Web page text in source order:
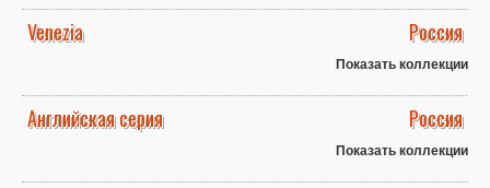
Venezia Россия
Показать коллекции
Английская серия Россия
Показать коллекции